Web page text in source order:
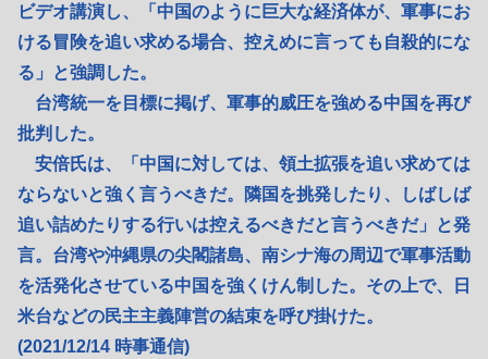
ビデオ講演し、「中国のように巨大な経済体が、軍事にお
ける冒険を追い求める場合、控えめに言っても自殺的にな
る」と強調した。
台湾統一を目標に掲げ、軍事的威圧を強める中国を再び
批判した。
安倍氏は、「中国に対しては、領土拡張を追い求めては
ならないと強く言うべきだ。隣国を挑発したり、しばしば
追い詰めたりする行いは控えるべきだと言うべきだ」と発
言。台湾や沖縄県の尖閣諸島、南シナ海の周辺で軍事活動
を活発化させている中国を強くけん制した。その上で、日
米台などの民主主義陣営の結束を呼び掛けた。
(2021/12/14 時事通信)